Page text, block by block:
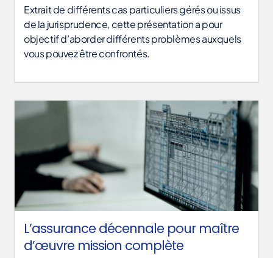
Extrait de différents cas particuliers gérés ou issus
de la jurisprudence, cette présentation a pour
objectif d’aborder différents problèmes auxquels
vous pouvez être confrontés.
L’assurance décennale pour maître
d’œuvre mission complète